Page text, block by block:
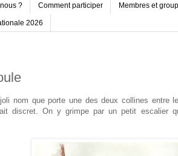
? Comment participer Membres et
2026
nom que porte une des deux collines entre
discret. On y grimpe par un petit escalier